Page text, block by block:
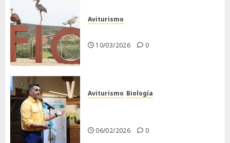
Aviturismo
10/03/2026 0
Aviturismo Biología
06/02/2026 0